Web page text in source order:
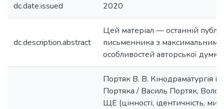
dc.date.issued 2020
dc.description.abstract
Цей матеріал — останній
письменника з максимальним
особливостей авторської
Портяк В. В. Кінодраматургія і
Портяка / Василь Портяк,
ЩЕ (цінності, ідентичність,